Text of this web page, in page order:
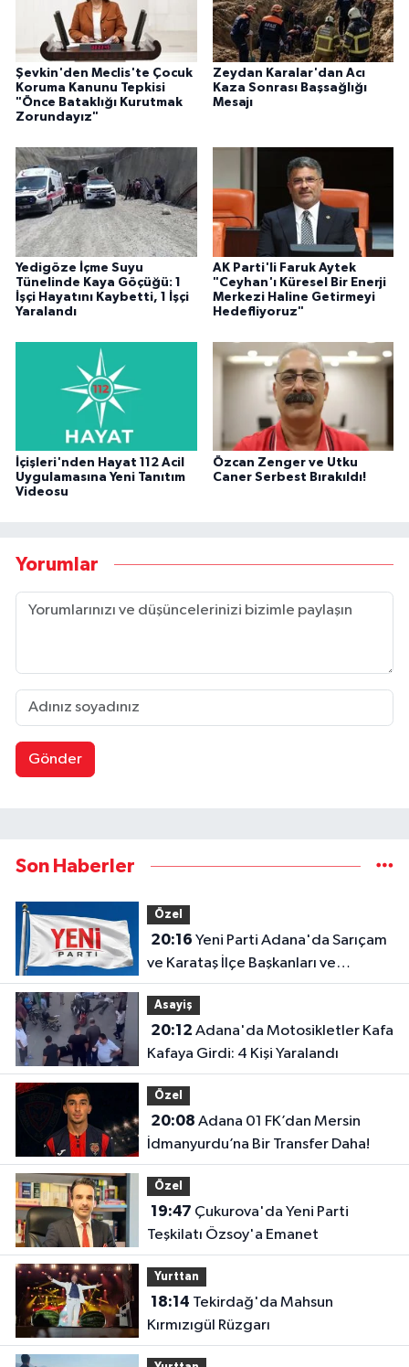
Şevkin'den Meclis'te Çocuk
Koruma Kanunu Tepkisi
"Önce Bataklığı Kurutmak
Zorundayız"
Zeydan Karalar'dan Acı
Kaza Sonrası Başsağlığı
Mesajı
Yedigöze İçme Suyu
Tünelinde Kaya Göçüğü: 1
İşçi Hayatını Kaybetti, 1 İşçi
Yaralandı
AK Parti'li Faruk Aytek
"Ceyhan'ı Küresel Bir Enerji
Merkezi Haline Getirmeyi
Hedefliyoruz"
İçişleri'nden Hayat 112 Acil
Uygulamasına Yeni Tanıtım
Videosu
Özcan Zenger ve Utku
Caner Serbest Bırakıldı!
Yorumlar
Gönder
Son Haberler
Özel
20:16
ve Karataş İlçe Başkanları ve
Yönetimleri Belirlendi
Asayiş
20:12
Kafaya Girdi: 4 Kişi Yaralandı
Özel
20:08
İdmanyurdu’na Bir Transfer Daha!
Özel
19:47
Teşkilatı Özsoy'a Emanet
Yurttan
18:14
Kırmızıgül Rüzgarı